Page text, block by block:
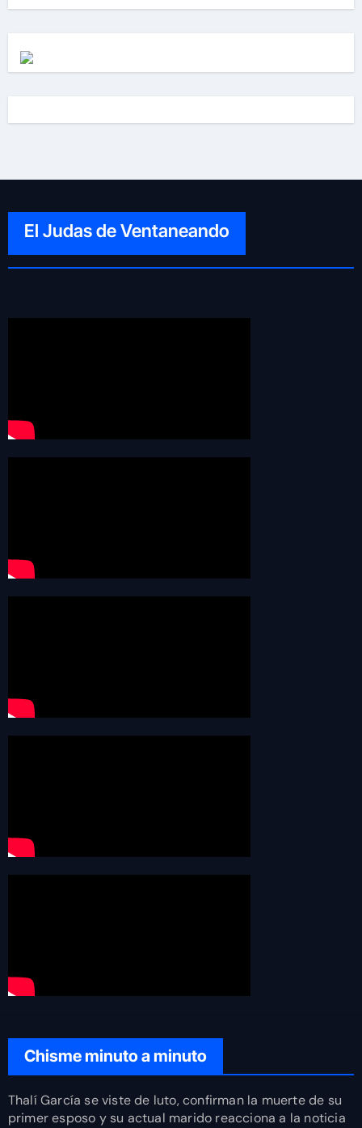
El Judas de Ventaneando
Chisme minuto a minuto
Thalí García se viste de luto, confirman la muerte de su
primer esposo y su actual marido reacciona a la noticia